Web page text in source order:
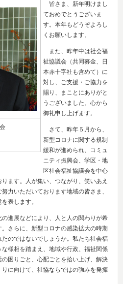
皆さま、新年明けまし
ておめでとうございま
す。本年もどうぞよろし
くお願いします。
また、昨年中は社会福
祉協議会（共同募金、日
本赤十字社も含めて）に
対し、ご支援・ご協力を
賜り、まことにありがと
うございました。心から
御礼申し上げます。
さて、昨年５月から、
新型コロナに関する規制
緩和が進められ、コミュ
ニティ振興会、学区・地
区社会福祉協議会を中心
ます。人が集い、つながり、笑いあえ
力いただいております地域の皆さま、
表します。
進展などにより、人と人の関わりが希
さらに、新型コロナの感染拡大の時期
のではないでしょうか。私たち社会福
様相を踏まえ、地域や行政、福祉関係
困りごと、心配ごとを拾い上げ、解決
に向けて、社協ならではの強みを発揮